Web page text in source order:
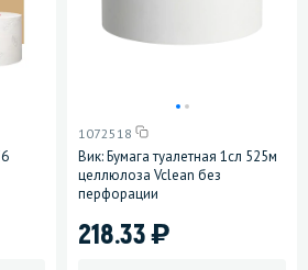
1072518
Вик: Бумага туалетная 1сл 525м
целлюлоза Vclean без
перфорации
218.33)